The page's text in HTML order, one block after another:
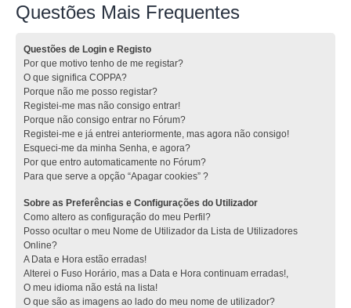
Questões Mais Frequentes
Questões de Login e Registo
Por que motivo tenho de me registar?
O que significa COPPA?
Porque não me posso registar?
Registei-me mas não consigo entrar!
Porque não consigo entrar no Fórum?
Registei-me e já entrei anteriormente, mas agora não consigo!
Esqueci-me da minha Senha, e agora?
Por que entro automaticamente no Fórum?
Para que serve a opção “Apagar cookies” ?
Sobre as Preferências e Configurações do Utilizador
Como altero as configuração do meu Perfil?
Posso ocultar o meu Nome de Utilizador da Lista de Utilizadores
Online?
A Data e Hora estão erradas!
Alterei o Fuso Horário, mas a Data e Hora continuam erradas!,
O meu idioma não está na lista!
O que são as imagens ao lado do meu nome de utilizador?